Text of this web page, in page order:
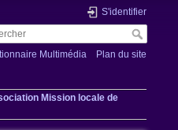
S'identifier
Multimédia Plan du site
Mission locale de